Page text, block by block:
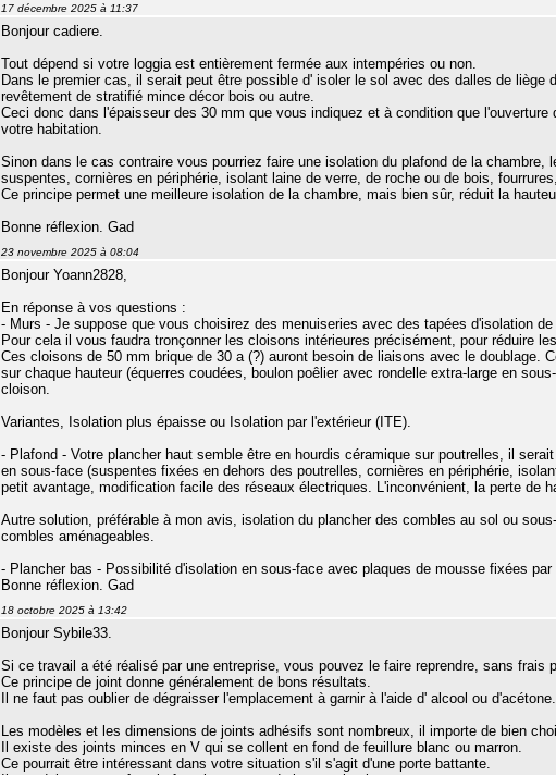
17 décembre 2025 à 11:37
Bonjour cadiere.
Tout dépend si votre loggia est entièrement fermée aux intempéries ou non.
Dans le premier cas, il serait peut être possible d' isoler le sol avec des dalles de liège
revêtement de stratifié mince décor bois ou autre.
Ceci donc dans l'épaisseur des 30 mm que vous indiquez et à condition que
votre habitation.
Sinon dans le cas contraire vous pourriez faire une isolation du plafond de la chambre,
suspentes, cornières en périphérie, isolant laine de verre, de roche ou de bois,
Ce principe permet une meilleure isolation de la chambre, mais bien sûr, réduit la
Bonne réflexion. Gad
23 novembre 2025 à 08:04
Bonjour Yoann2828,
En réponse à vos questions :
- Murs - Je suppose que vous choisirez des menuiseries avec des tapées d'isolation de
Pour cela il vous faudra tronçonner les cloisons intérieures précisément, pour réduire
Ces cloisons de 50 mm brique de 30 a (?) auront besoin de liaisons avec le doublage.
sur chaque hauteur (équerres coudées, boulon poêlier avec rondelle extra-large en
cloison.
Variantes, Isolation plus épaisse ou Isolation par l'extérieur (ITE).
- Plafond - Votre plancher haut semble être en hourdis céramique sur poutrelles, il
en sous-face (suspentes fixées en dehors des poutrelles, cornières en périphérie,
petit avantage, modification facile des réseaux électriques. L'inconvénient, la perte de
Autre solution, préférable à mon avis, isolation du plancher des combles au sol ou
combles aménageables.
- Plancher bas - Possibilité d'isolation en sous-face avec plaques de mousse fixées par
Bonne réflexion. Gad
18 octobre 2025 à 13:42
Bonjour Sybile33.
Si ce travail a été réalisé par une entreprise, vous pouvez le faire reprendre, sans frais
Ce principe de joint donne généralement de bons résultats.
Il ne faut pas oublier de dégraisser l'emplacement à garnir à l'aide d' alcool ou d'acétone.
Les modèles et les dimensions de joints adhésifs sont nombreux, il importe de bien
Il existe des joints minces en V qui se collent en fond de feuillure blanc ou marron.
Ce pourrait être intéressant dans votre situation s'il s'agit d'une porte battante.